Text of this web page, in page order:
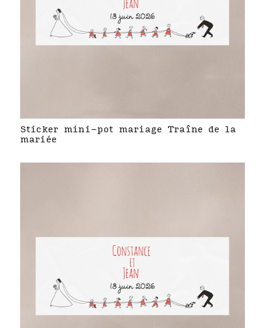
Sticker mini-pot mariage Traîne de la
mariée